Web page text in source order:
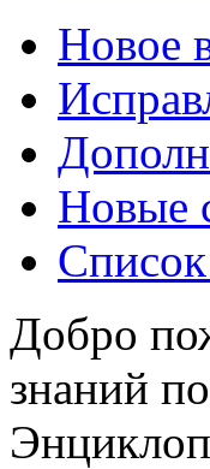
Новое
Новые
Добро
знаний